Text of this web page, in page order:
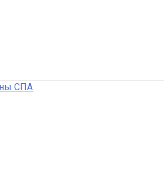
СПА